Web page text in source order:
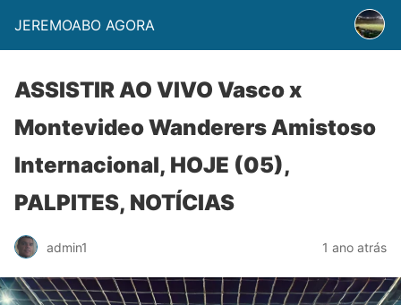
JEREMOABO AGORA
ASSISTIR AO VIVO Vasco x
Montevideo Wanderers Amistoso
Internacional, HOJE (05),
PALPITES, NOTÍCIAS
admin1 1 ano atrás